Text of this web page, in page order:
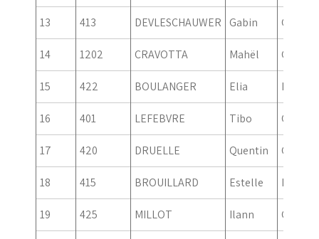
13 413 DEVLESCHAUWER Gabin Garcon
14 1202 CRAVOTTA Mahël Garcon
15 422 BOULANGER Elia Fille
16 401 LEFEBVRE Tibo Garcon
17 420 DRUELLE Quentin Garcon
18 415 BROUILLARD Estelle Fille
19 425 MILLOT Ilann Garcon